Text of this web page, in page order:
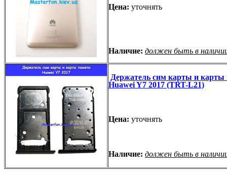
Цена: уточнять
Наличие: должен быть в
Держатель сим карты и карты
Huawei Y7 2017 (TRT-L21)
Цена: уточнять
Наличие: должен быть в